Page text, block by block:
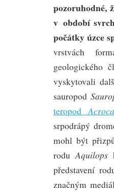
pozoruhodné,
v období
počátky úzce
vrstvách
geologického
vyskytovali
sauropod
teropod
srpodrápý
mohl být
roduAquilops
představení
značným